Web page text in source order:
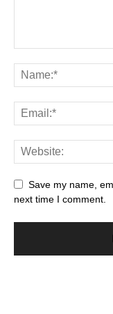
Save my name,
next time I comment.